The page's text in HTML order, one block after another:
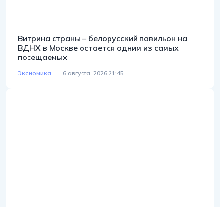
Витрина страны – белорусский павильон на
ВДНХ в Москве остается одним из самых
посещаемых
Экономика 6 августа, 2026 21:45